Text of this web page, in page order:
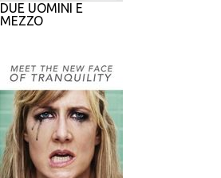
DUE UOMINI E
MEZZO